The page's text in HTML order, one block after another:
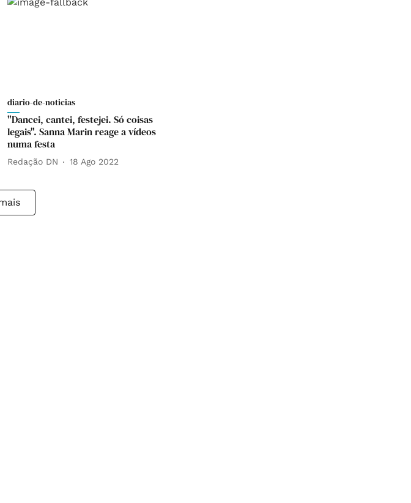
diario-de-noticias
"Dancei, cantei, festejei. Só coisas
legais". Sanna Marin reage a vídeos
numa festa
Redação DN 18 Ago 2022